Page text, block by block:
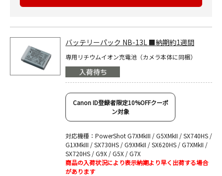
バッテリーパック NB-13L ■納期約1週間
専用リチウムイオン充電池（カメラ本体に同梱）
Canon ID登録者限定10%OFFクーポ
ン対象
対応機種：PowerShot G7XMkIII / G5XMkII / SX740HS /
G1XMkIII / SX730HS / G9XMkII / SX620HS / G7XMkII /
SX720HS / G9X / G5X / G7X
商品の入荷状況により表示納期より早く出荷する場合
があります